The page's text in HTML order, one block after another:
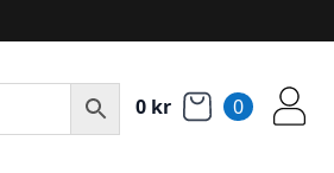
0 kr 0